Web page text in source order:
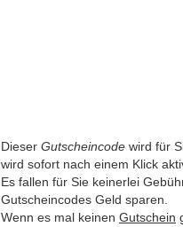
Dieser Gutscheincode wird für
wird sofort nach einem Klick
Es fallen für Sie keinerlei
Gutscheincodes Geld sparen.
Wenn es mal keinen Gutschein